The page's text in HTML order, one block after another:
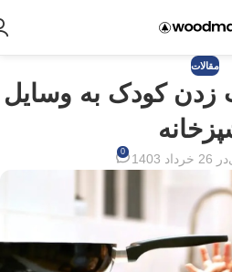
مقالات
زدن کودک به وسایل
در 26 خرداد 1403 0